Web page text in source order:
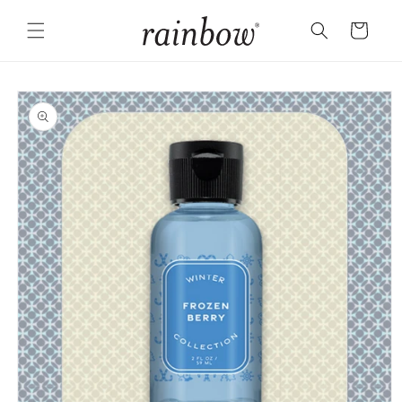
conținut
Coș
informațiile
despre
produs